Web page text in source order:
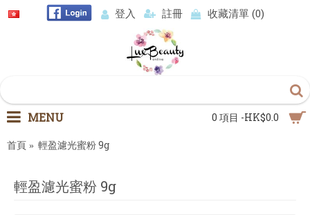
登入 註冊 收藏清單 (0)
0 項目 -HK$0.0
MENU
首頁 輕盈濾光蜜粉 9g
輕盈濾光蜜粉 9g